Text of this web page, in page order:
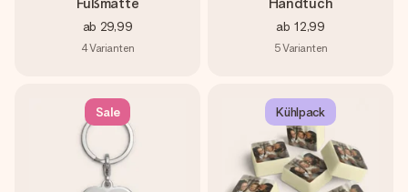
ab 29,99
4Varianten
ab 12,99
5Varianten
Sale Kühlpack